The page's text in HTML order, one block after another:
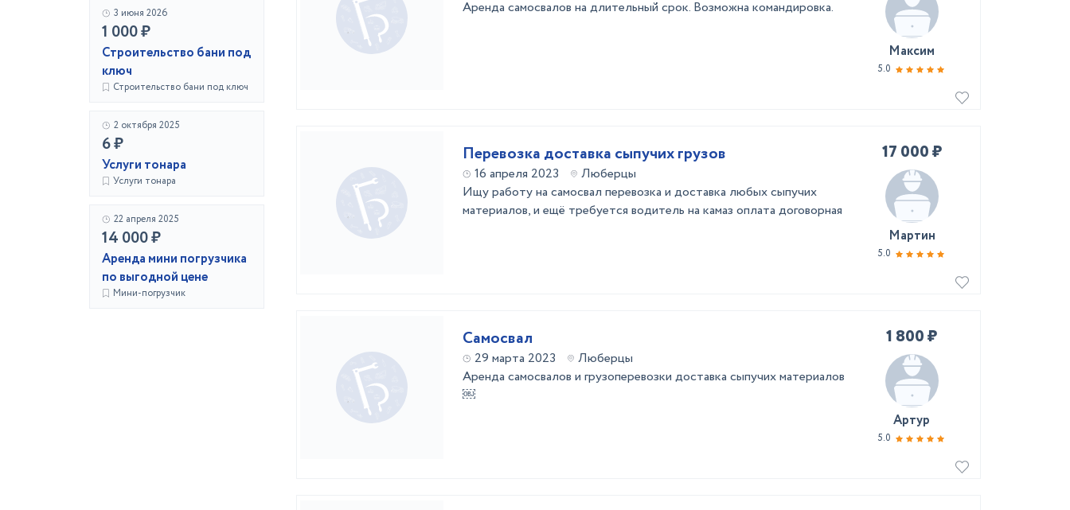
3 июня 2026
1 000 ₽
Строительство бани под
ключ
Строительство бани под ключ
2 октября 2025
6 ₽
Услуги тонара
Услуги тонара
22 апреля 2025
14 000 ₽
Аренда мини погрузчика
по выгодной цене
Мини-погрузчик
Аренда самосвалов на длительный срок. Возможна командировка.
Максим
5.0
Перевозка доставка сыпучих грузов
16 апреля 2023
Люберцы
Ищу работу на самосвал перевозка и доставка любых сыпучих
материалов, и ещё требуется водитель на камаз оплата договорная
17 000 ₽
Мартин
5.0
Самосвал
29 марта 2023
Люберцы
Аренда самосвалов и грузоперевозки доставка сыпучих материалов
￼
1 800 ₽
Артур
5.0